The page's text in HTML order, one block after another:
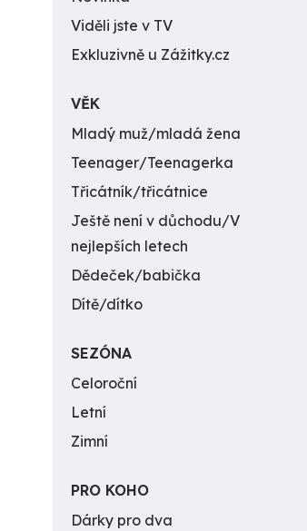
Viděli jste v TV
Exkluzivně u Zážitky.cz
VĚK
Mladý muž/mladá žena
Teenager/Teenagerka
Třicátník/třicátnice
Ještě není v důchodu/V
nejlepších letech
Dědeček/babička
Dítě/dítko
SEZÓNA
Celoroční
Letní
Zimní
PRO KOHO
Dárky pro dva